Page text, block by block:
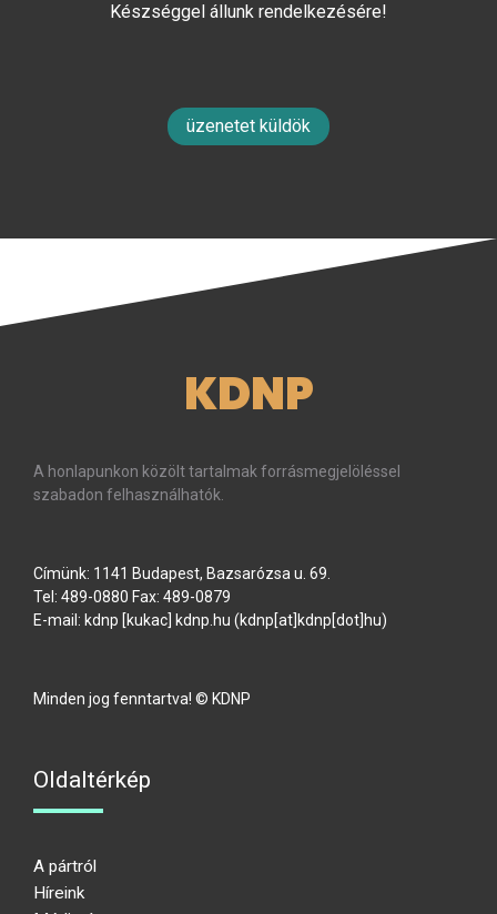
Készséggel állunk rendelkezésére!
üzenetet küldök
KDNP
A honlapunkon közölt tartalmak forrásmegjelöléssel
szabadon felhasználhatók.
Címünk: 1141 Budapest, Bazsarózsa u. 69.
Tel: 489-0880 Fax: 489-0879
E-mail: kdnp [kukac] kdnp hu (kdnp[at]kdnp[dot]hu)
Minden jog fenntartva! © KDNP
Oldaltérkép
A pártról
Híreink